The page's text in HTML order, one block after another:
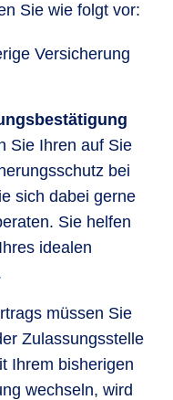
Sie wie folgt vor:
Versicherung
Sie Ihren auf Sie
bei
sich dabei gerne
Sie helfen
idealen
müssen Sie
Zulassungsstelle
Ihrem bisherigen
wechseln, wird